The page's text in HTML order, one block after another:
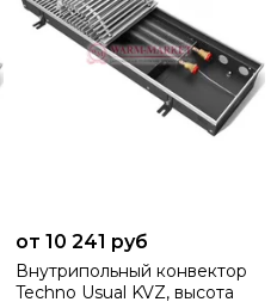
от 10 241 руб
Внутрипольный конвектор
Techno Usual KVZ, высота